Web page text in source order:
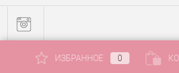
ИЗБРАННОЕ 0